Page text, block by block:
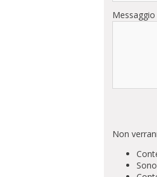
Messaggio
Non